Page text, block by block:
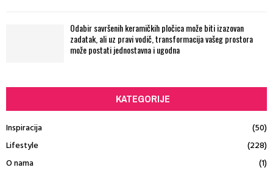
Odabir savršenih keramičkih pločica može biti izazovan
zadatak, ali uz pravi vodič, transformacija vašeg prostora
može postati jednostavna i ugodna
KATEGORIJE
Inspiracija
(50)
Lifestyle
(228)
O nama
(1)